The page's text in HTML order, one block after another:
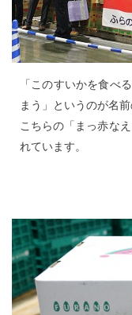
「このすいかを食べ
まう」というのが名前
こちらの「まっ赤な
れています。